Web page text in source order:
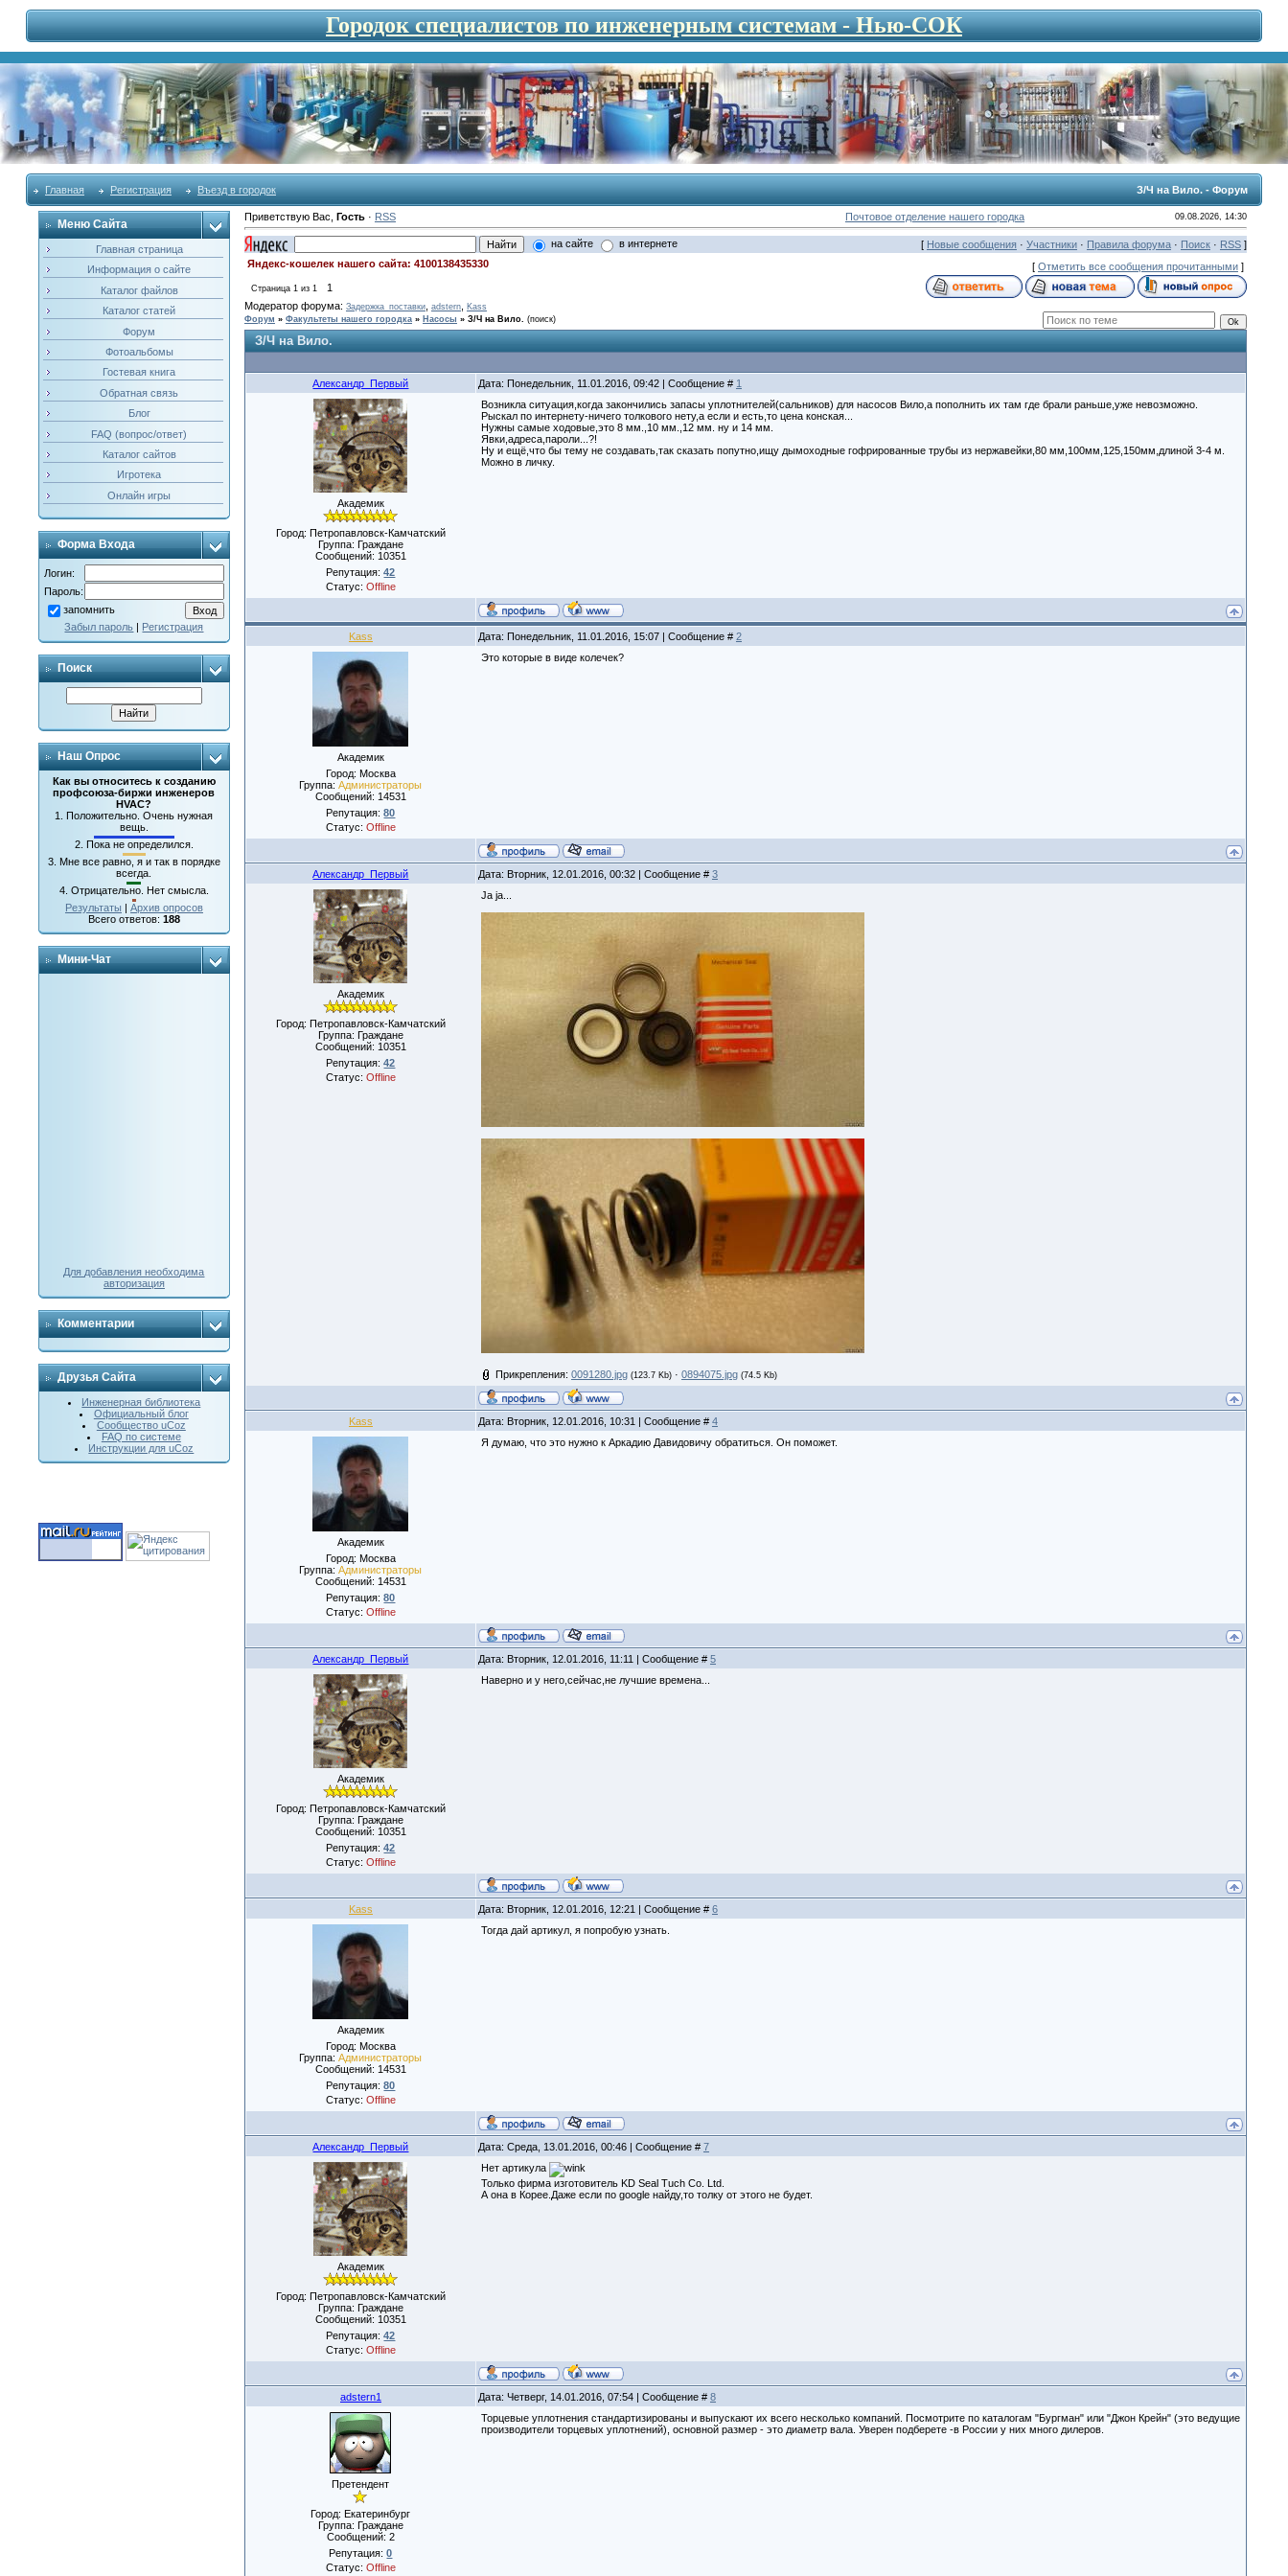
Городок специалистов по инженерным системам - Нью-СОК
Главная Регистрация Въезд в городок З/Ч на Вило. - Форум
Меню Сайта
Главная страница
Информация о сайте
Каталог файлов
Каталог статей
Форум
Фотоальбомы
Гостевая книга
Обратная связь
Блог
FAQ (вопрос/ответ)
Каталог сайтов
Игротека
Онлайн игры
Форма Входа
Логин:
Пароль:
запомнить
Забыл пароль | Регистрация
Поиск
Наш Опрос
Как вы относитесь к созданию
профсоюза-биржи инженеров
HVAC?
1.Положительно. Очень нужная
вещь.
2. Пока не определился.
3. Мне все равно, я и так в порядке
всегда.
4. Отрицательно. Нет смысла.
Результаты | Архив опросов
Всего ответов: 188
Мини-Чат
Для добавления необходима
авторизация
Комментарии
Друзья Сайта
Инженерная библиотека
Официальный блог
Сообщество uCoz
FAQ по системе
Инструкции для uCoz
Приветствую Вас Гость· RSS Почтовое отделение нашего городка 09.08.2026, 14:30
на сайте в интернете [ Новые сообщения· Участники· Правила форума· Поиск· RSS]
Яндекс-кошелек нашего сайта: 4100138435330
[ Отметить все сообщения прочитанными]
Страница 1 из 1
1
Модератор форума: Задержка_поставки, adstern,
Kass
Форум » Факультеты нашего городка » Насосы » З/Ч на Вило. (поиск)
З/Ч на Вило.
Александр_Первый Дата: Понедельник, 11.01.2016, 09:42 | Сообщение # 1
Академик
Город: Петропавловск-Камчатский
Группа: Граждане
Сообщений: 10351
Репутация:42
Статус: Offline
Возникла ситуация,когда закончились запасы уплотнителей(сальников) для насосов Вило,а пополнить их там где брали раньше,уже невозможно.
Рыскал по интернету-ничего толкового нету,а если и есть,то цена конская...
Нужны самые ходовые,это 8 мм.,10 мм.,12 мм. ну и 14 мм.
Явки,адреса,пароли...?!
Ну и ещё,что бы тему не создавать,так сказать попутно,ищу дымоходные гофрированные трубы из нержавейки,80 мм,100мм,125,150мм,длиной 3-4 м.
Можно в личку.
Kass Дата: Понедельник, 11.01.2016, 15:07 | Сообщение # 2
Академик
Город: Москва
Группа:Администраторы
Сообщений: 14531
Репутация:80
Статус: Offline
Это которые в виде колечек?
Александр_Первый Дата: Вторник, 12.01.2016, 00:32 | Сообщение # 3
Академик
Город: Петропавловск-Камчатский
Группа: Граждане
Сообщений: 10351
Репутация:42
Статус: Offline
Ja ja...
Прикрепления: 0091280.jpg (123.7 Kb) · 0894075.jpg (74.5 Kb)
Kass Дата: Вторник, 12.01.2016, 10:31 | Сообщение # 4
Академик
Город: Москва
Группа:Администраторы
Сообщений: 14531
Репутация:80
Статус: Offline
Я думаю, что это нужно к Аркадию Давидовичу обратиться. Он поможет.
Александр_Первый Дата: Вторник, 12.01.2016, 11:11 | Сообщение # 5
Академик
Город: Петропавловск-Камчатский
Группа: Граждане
Сообщений: 10351
Репутация:42
Статус: Offline
Наверно и у него,сейчас,не лучшие времена...
Kass Дата: Вторник, 12.01.2016, 12:21 | Сообщение # 6
Академик
Город: Москва
Группа:Администраторы
Сообщений: 14531
Репутация:80
Статус: Offline
Тогда дай артикул, я попробую узнать.
Александр_Первый Дата: Среда, 13.01.2016, 00:46 | Сообщение # 7
Академик
Город: Петропавловск-Камчатский
Группа: Граждане
Сообщений: 10351
Репутация:42
Статус: Offline
Нет артикула
Только фирма изготовитель KD Seal Tuch Co. Ltd.
А она в Корее.Даже если по google найду,то толку от этого не будет.
adstern1 Дата: Четверг, 14.01.2016, 07:54 | Сообщение # 8
Претендент
Город: Екатеринбург
Группа: Граждане
Сообщений: 2
Репутация:0
Статус: Offline
Торцевые уплотнения стандартизированы и выпускают их всего несколько компаний. Посмотрите по каталогам "Бургман" или "Джон Крейн" (это ведущие
производители торцевых уплотнений), основной размер - это диаметр вала. Уверен подберете -в России у них много дилеров.